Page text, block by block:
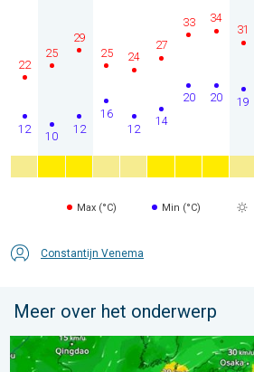
12
22
10
25
12
29
16
25
12
24
14
27
20
33
20
34
19
31
Max (°C) Min (°C)
Constantijn Venema
Meer over het onderwerp
Tyfoon Dolphin op weg naar Japan.